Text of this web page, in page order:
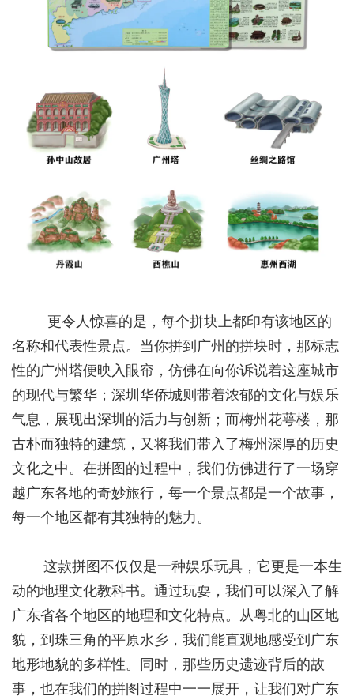
更令人惊喜的是，每个拼块上都印有该地区的
名称和代表性景点。当你拼到广州的拼块时，那标志
性的广州塔便映入眼帘，仿佛在向你诉说着这座城市
的现代与繁华；深圳华侨城则带着浓郁的文化与娱乐
气息，展现出深圳的活力与创新；而梅州花萼楼，那
古朴而独特的建筑，又将我们带入了梅州深厚的历史
文化之中。在拼图的过程中，我们仿佛进行了一场穿
越广东各地的奇妙旅行，每一个景点都是一个故事，
每一个地区都有其独特的魅力。
这款拼图不仅仅是一种娱乐玩具，它更是一本生
动的地理文化教科书。通过玩耍，我们可以深入了解
广东省各个地区的地理和文化特点。从粤北的山区地
貌，到珠三角的平原水乡，我们能直观地感受到广东
地形地貌的多样性。同时，那些历史遗迹背后的故
事，也在我们的拼图过程中一一展开，让我们对广东